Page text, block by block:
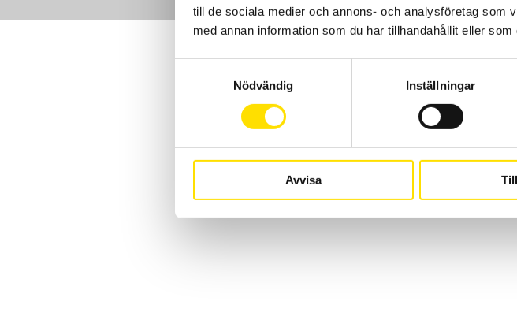
till de sociala medier och annons- och analysföretag som
med annan information som du har tillhandahållit eller
Nödvändig
Inställningar
Avvisa
Suomi(